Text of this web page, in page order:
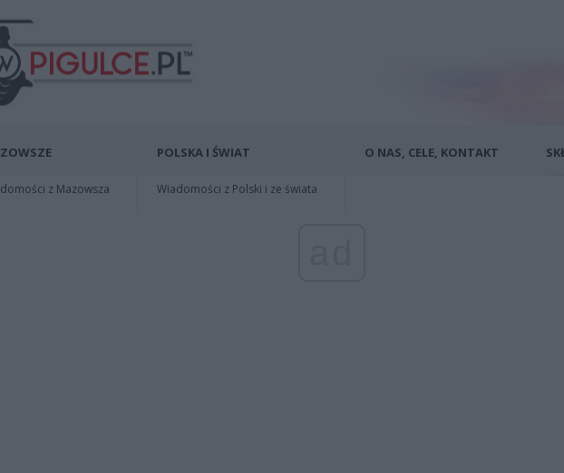
z Mazowsza
POLSKA I ŚWIAT
Wiadomości z Polski i ze świata
O NAS, CELE, KONTAKT